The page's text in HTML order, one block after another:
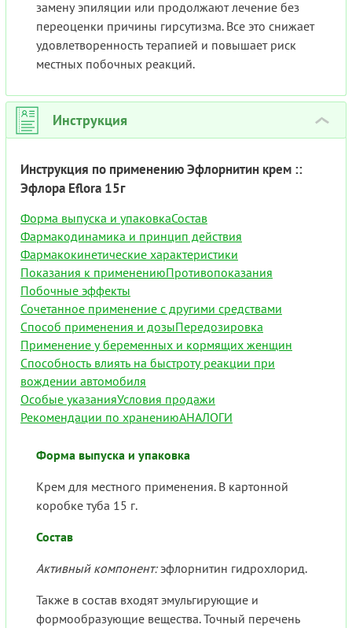
замену эпиляции или продолжают лечение без
переоценки причины гирсутизма. Все это снижает
удовлетворенность терапией и повышает риск
местных побочных реакций.
Инструкция ›
Инструкция по применению Эфлорнитин крем ::
Эфлора Eflora 15г
Форма выпуска и упаковкаСостав
Фармакодинамика и принцип действия
Фармакокинетические характеристики
Показания к применениюПротивопоказания
Побочные эффекты
Сочетанное применение с другими средствами
Способ применения и дозыПередозировка
Применение у беременных и кормящих женщин
Способность влиять на быстроту реакции при
вождении автомобиля
Особые указанияУсловия продажи
Рекомендации по хранениюАНАЛОГИ
Форма выпуска и упаковка
Крем для местного применения. В картонной
коробке туба 15 г.
Состав
Активный компонент:эфлорнитин гидрохлорид.
Также в состав входят эмульгирующие и
формообразующие вещества. Точный перечень